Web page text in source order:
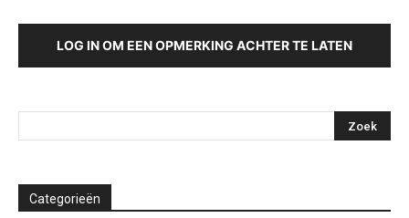
LOG IN OM EEN OPMERKING ACHTER TE LATEN
Categorieën